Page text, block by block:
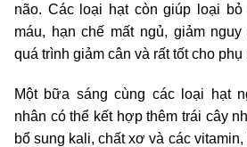
não. Các loại hạt còn giúp loại bỏ
máu, hạn chế mất ngủ, giảm
quá trình giảm cân và rất tốt cho
Một bữa sáng cùng các loại hạt
nhân có thể kết hợp thêm trái cây
bổ sung kali, chất xơ và các